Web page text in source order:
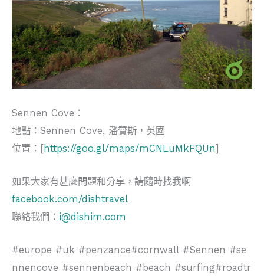
Sennen Cove：
地點：Sennen Cove, 潘贊斯，英國
位置：[https://goo.gl/maps/mCNLuMkFQUn]
如果大家有甚麼問題和分享，請隨時找我啊
facebook.com/dishtravel
聯絡我們： i@dishim.com
#europe #uk #penzance#cornwall #Sennen #se
nnencove #sennenbeach #beach #surfing#roadtr